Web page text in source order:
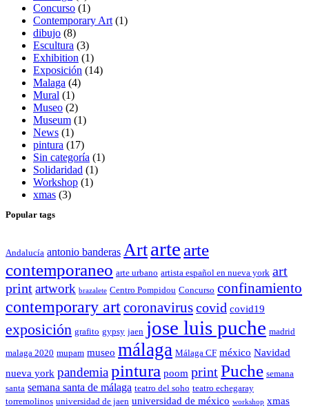
Concurso (1)
Contemporary Art (1)
dibujo (8)
Escultura (3)
Exhibition (1)
Exposición (14)
Malaga (4)
Mural (1)
Museo (2)
Museum (1)
News (1)
pintura (17)
Sin categoría (1)
Solidaridad (1)
Workshop (1)
xmas (3)
Popular tags
Andalucía antonio banderas Artarte arte
contemporaneo arte urbano artista español en nueva york art
printartwork brazalete Centro Pompidou Concurso confinamiento
contemporary artcoronaviruscovid covid19
exposición grafito gypsy jaen jose luis puche madrid
malaga 2020 mupam museo málaga Málaga CF méxico Navidad
nueva york pandemiapintura poom printPuche semana
santa semana santa de málaga teatro del soho teatro echegaray
torremolinos universidad de jaen universidad de méxico workshop xmas